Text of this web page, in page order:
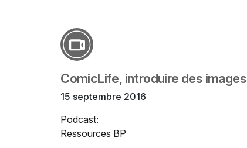
ComicLife, introduire des images
15 septembre 2016
Podcast:
Ressources BP